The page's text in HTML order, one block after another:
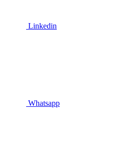
Linkedin
Whatsapp